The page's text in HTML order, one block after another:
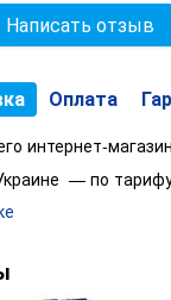
Написать отзыв
Оплата
интернет-
— по